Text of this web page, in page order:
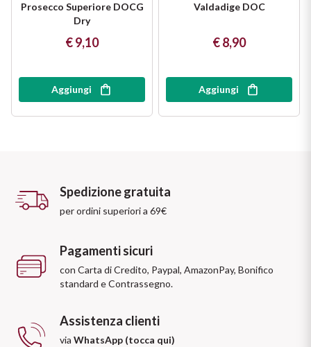
Prosecco Superiore DOCG
Dry
€ 9,10
Aggiungi
Valdadige DOC
€ 8,90
Aggiungi
Spedizione gratuita
per ordini superiori a 69€
Pagamenti sicuri
con Carta di Credito, Paypal, AmazonPay, Bonifico
standard e Contrassegno.
Assistenza clienti
via WhatsApp (tocca qui)